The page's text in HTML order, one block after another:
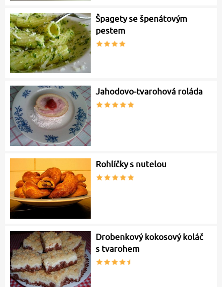
Špagety se špenátovým
pestem
Jahodovo-tvarohová roláda
Rohlíčky s nutelou
Drobenkový kokosový koláč
s tvarohem